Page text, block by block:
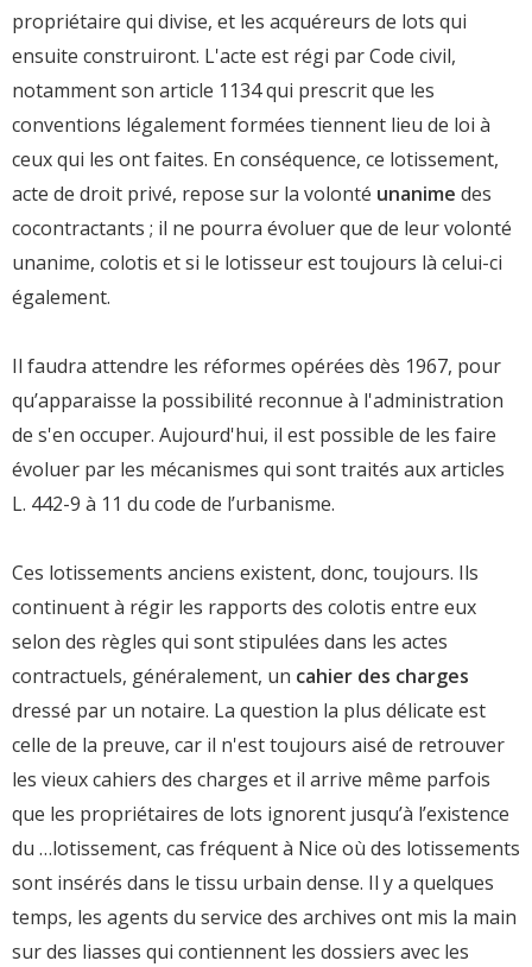
propriétaire qui divise, et les acquéreurs de lots qui
ensuite construiront. L'acte est régi par Code civil,
notamment son article 1134 qui prescrit que les
conventions légalement formées tiennent lieu de loi à
ceux qui les ont faites. En conséquence, ce lotissement,
acte de droit privé, repose sur la volonté unanime des
cocontractants ; il ne pourra évoluer que de leur volonté
unanime, colotis et si le lotisseur est toujours là celui-ci
également.
Il faudra attendre les réformes opérées dès 1967, pour
qu’apparaisse la possibilité reconnue à l'administration
de s'en occuper. Aujourd'hui, il est possible de les faire
évoluer par les mécanismes qui sont traités aux articles
L. 442-9 à 11 du code de l’urbanisme.
Ces lotissements anciens existent, donc, toujours. Ils
continuent à régir les rapports des colotis entre eux
selon des règles qui sont stipulées dans les actes
contractuels, généralement, un cahier des charges
dressé par un notaire. La question la plus délicate est
celle de la preuve, car il n'est toujours aisé de retrouver
les vieux cahiers des charges et il arrive même parfois
que les propriétaires de lots ignorent jusqu’à l’existence
du …lotissement, cas fréquent à Nice où des lotissements
sont insérés dans le tissu urbain dense. Il y a quelques
temps, les agents du service des archives ont mis la main
sur des liasses qui contiennent les dossiers avec les